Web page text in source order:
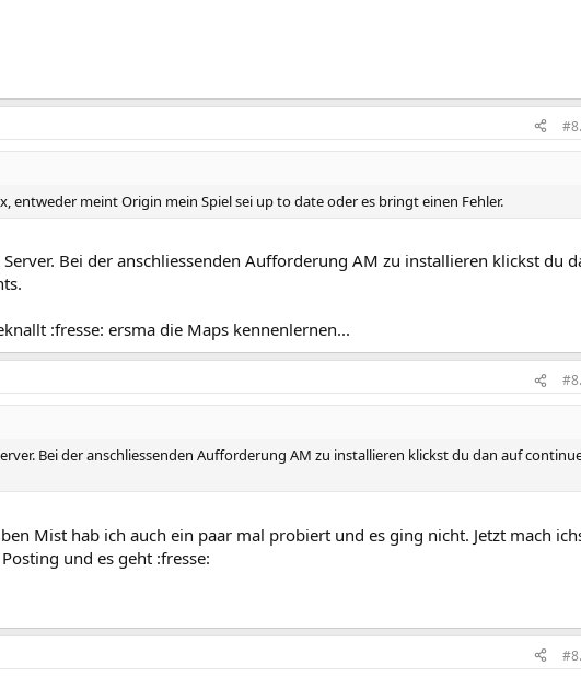
entweder meint Origin mein Spiel sei up to date oder es bringt einen Fehler.
Bei der anschliessenden Aufforderung AM zu installieren klickst du
:fresse: ersma die Maps kennenlernen...
Bei der anschliessenden Aufforderung AM zu installieren klickst du dan auf
Mist hab ich auch ein paar mal probiert und es ging nicht. Jetzt mach
und es geht :fresse: